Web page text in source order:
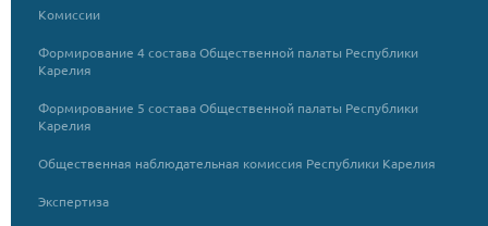
Комиссии
Формирование 4 состава Общественной палаты Республики
Карелия
Формирование 5 состава Общественной палаты Республики
Карелия
Общественная наблюдательная комиссия Республики Карелия
Экспертиза